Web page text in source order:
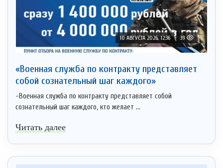
10 АВГУСТА 2026, 12:36 39
«Военная служба по контракту представляет
собой сознательный шаг каждого»
-Военная служба по контракту представляет собой
сознательный шаг каждого, кто желает ...
Читать далее